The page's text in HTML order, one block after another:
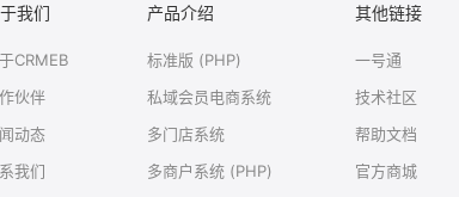
我们
CRMEB
伙伴
动态
我们
产品介绍
标准版 (PHP)
私域会员电商系统
多门店系统
多商户系统 (PHP)
其他链接
一号通
技术社区
帮助文档
官方商城